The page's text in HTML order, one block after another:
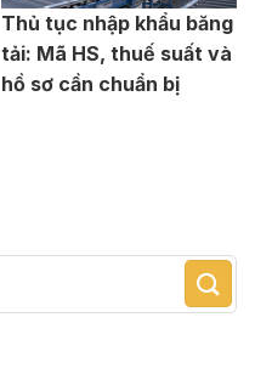
Thủ tục nhập khẩu băng
tải: Mã HS, thuế suất và
hồ sơ cần chuẩn bị